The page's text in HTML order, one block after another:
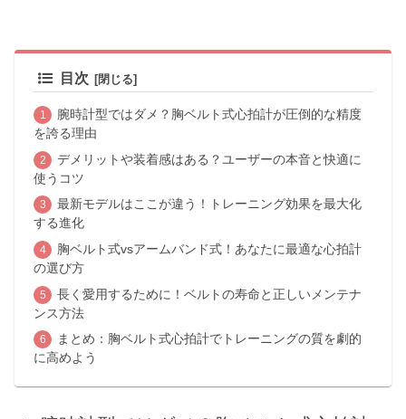
目次
腕時計型ではダメ？胸ベルト式心拍計が圧倒的な精度
を誇る理由
デメリットや装着感はある？ユーザーの本音と快適に
使うコツ
最新モデルはここが違う！トレーニング効果を最大化
する進化
胸ベルト式vsアームバンド式！あなたに最適な心拍計
の選び方
長く愛用するために！ベルトの寿命と正しいメンテナ
ンス方法
まとめ：胸ベルト式心拍計でトレーニングの質を劇的
に高めよう